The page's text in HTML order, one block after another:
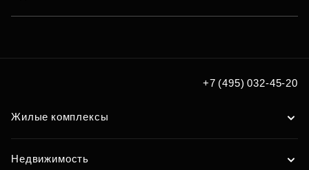
+7 (495) 032-45-20
Жилые комплексы
Недвижимость